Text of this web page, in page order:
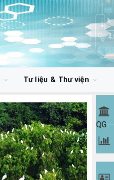
Tư liệu & Thư viện
QG